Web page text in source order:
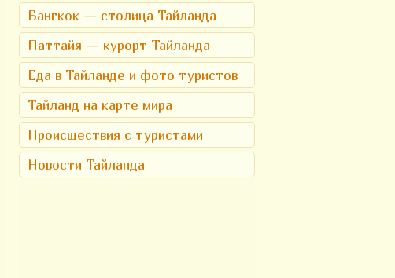
Бангкок — столица Тайланда
Паттайя — курорт Тайланда
Еда в Тайланде и фото туристов
Тайланд на карте мира
Происшествия с туристами
Новости Тайланда